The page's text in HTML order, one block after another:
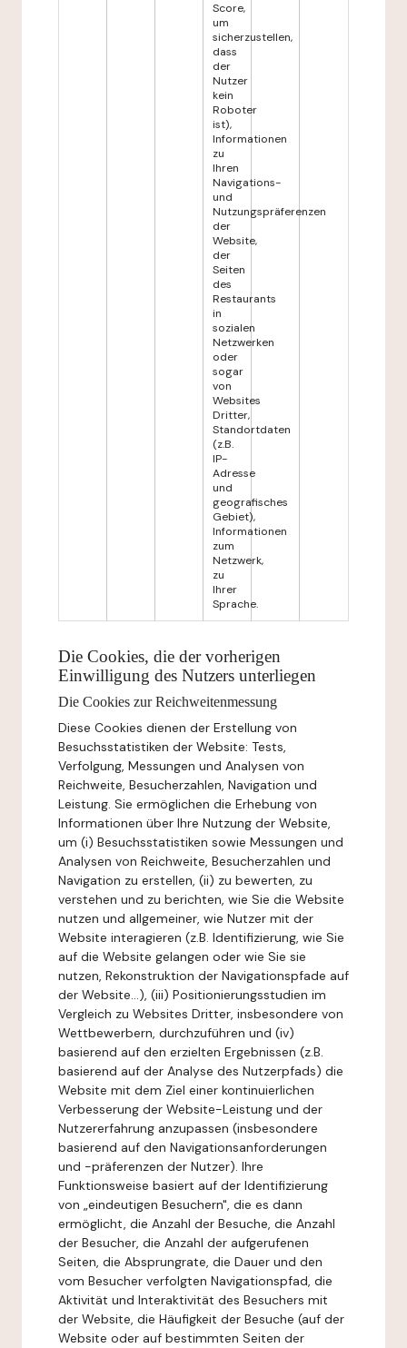
Score,
um
sicherzustellen,
dass
der
Nutzer
kein
Roboter
ist),
Informationen
zu
Ihren
Navigations-
und
Nutzungspräferenzen
der
Website,
der
Seiten
des
Restaurants
in
sozialen
Netzwerken
oder
sogar
von
Websites
Dritter,
Standortdaten
(z.B.
IP-
Adresse
und
geografisches
Gebiet),
Informationen
zum
Netzwerk,
zu
Ihrer
Sprache.
Die Cookies, die der vorherigen
Einwilligung des Nutzers unterliegen
Die Cookies zur Reichweitenmessung
Diese Cookies dienen der Erstellung von
Besuchsstatistiken der Website: Tests,
Verfolgung, Messungen und Analysen von
Reichweite, Besucherzahlen, Navigation und
Leistung. Sie ermöglichen die Erhebung von
Informationen über Ihre Nutzung der Website,
um (i) Besuchsstatistiken sowie Messungen und
Analysen von Reichweite, Besucherzahlen und
Navigation zu erstellen, (ii) zu bewerten, zu
verstehen und zu berichten, wie Sie die Website
nutzen und allgemeiner, wie Nutzer mit der
Website interagieren (z.B. Identifizierung, wie Sie
auf die Website gelangen oder wie Sie sie
nutzen, Rekonstruktion der Navigationspfade auf
der Website...), (iii) Positionierungsstudien im
Vergleich zu Websites Dritter, insbesondere von
Wettbewerbern, durchzuführen und (iv)
basierend auf den erzielten Ergebnissen (z.B.
basierend auf der Analyse des Nutzerpfads) die
Website mit dem Ziel einer kontinuierlichen
Verbesserung der Website-Leistung und der
Nutzererfahrung anzupassen (insbesondere
basierend auf den Navigationsanforderungen
und -präferenzen der Nutzer). Ihre
Funktionsweise basiert auf der Identifizierung
von „eindeutigen Besuchern", die es dann
ermöglicht, die Anzahl der Besuche, die Anzahl
der Besucher, die Anzahl der aufgerufenen
Seiten, die Absprungrate, die Dauer und den
vom Besucher verfolgten Navigationspfad, die
Aktivität und Interaktivität des Besuchers mit
der Website, die Häufigkeit der Besuche (auf der
Website oder auf bestimmten Seiten der